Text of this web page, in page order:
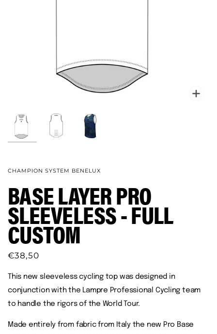
CHAMPION SYSTEM BENELUX
BASE LAYER PRO
SLEEVELESS - FULL
CUSTOM
€38,50
This new sleeveless cycling top was designed in
conjunction with the Lampre Professional Cycling team
to handle the rigors of the World Tour.
Made entirely from fabric from Italy the new Pro Base